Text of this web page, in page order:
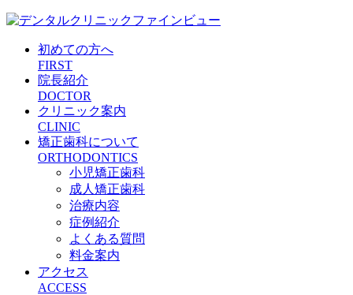
初めての方へ
FIRST
院長紹介
DOCTOR
クリニック案内
CLINIC
矯正歯科について
ORTHODONTICS
小児矯正歯科
成人矯正歯科
治療内容
症例紹介
よくある質問
料金案内
アクセス
ACCESS